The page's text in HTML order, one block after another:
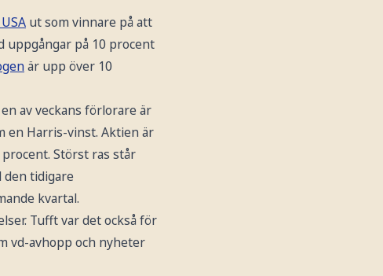
ut som vinnare på att
uppgångar på 10 procent
är upp över 10
av veckans förlorare är
en Harris-vinst. Aktien är
Störst ras står
den tidigare
kvartal.
Tufft var det också för
vd-avhopp och nyheter